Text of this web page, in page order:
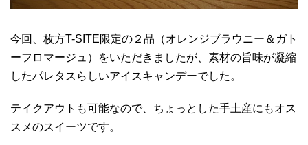
今回、枚方T-SITE限定の２品（オレンジブラウニー＆ガト
ーフロマージュ）をいただきましたが、素材の旨味が凝縮
したパレタスらしいアイスキャンデーでした。
テイクアウトも可能なので、ちょっとした手土産にもオス
スメのスイーツです。